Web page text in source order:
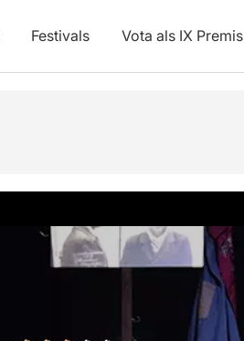
Festivals Vota als IX Premis